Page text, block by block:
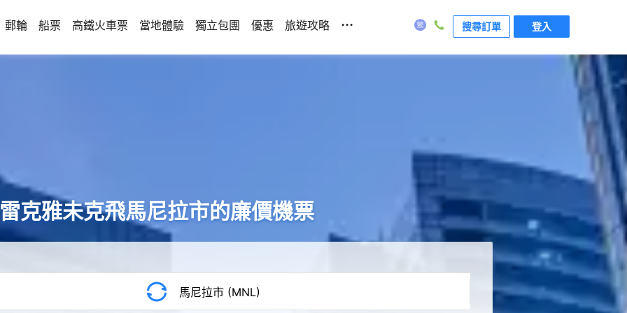
郵輪 船票 高鐵火車票 當地體驗 獨立包團 優惠 旅遊攻略 ... 搜尋訂單 登入
雷克雅未克飛馬尼拉市的廉價機票